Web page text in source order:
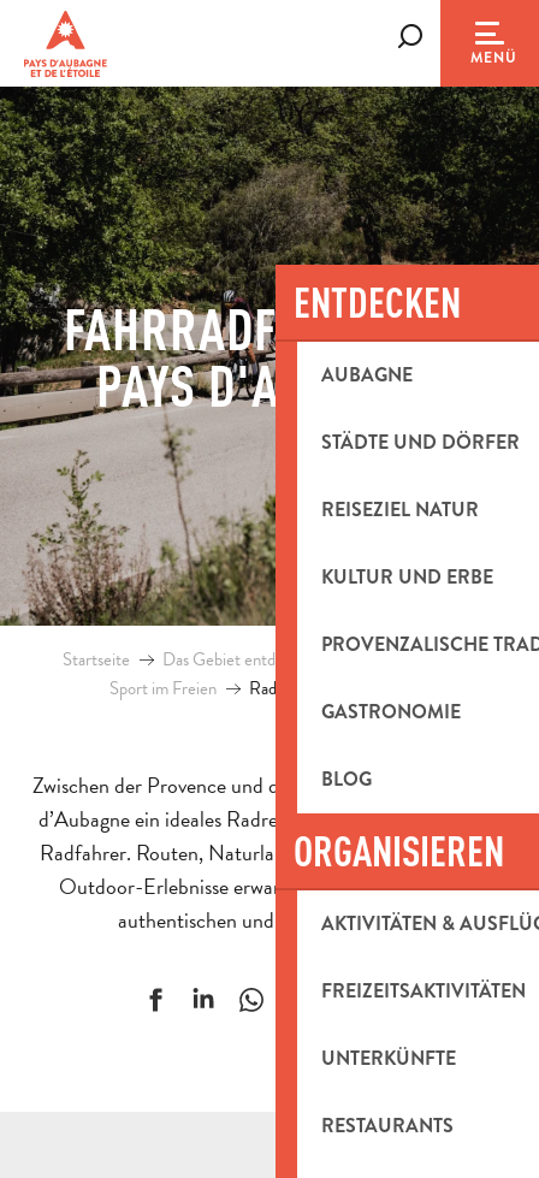
contenu
principal
MENÜ
ENTDECKEN
AUBAGNE
STÄDTE UND DÖRFER
REISEZIEL NATUR
KULTUR UND ERBE
PROVENZALISCHE
GASTRONOMIE
BLOG
ORGANISIEREN
AKTIVITÄTEN &
FREIZEITSAKTIVITÄTEN
UNTERKÜNFTE
RESTAURANTS
FAHRRADFAHREN IM
PAYS D'AUBAGNE
Startseite Das Gebiet entdecken
Natürliches Erbe
Sport im Freien
Radfahren im Pays d’Aubagne
Zwischen der Provence und dem Mittelmeer ist das Pays
d’Aubagne ein ideales Radreiseziel für abenteuerlustige
Radfahrer. Routen, Naturlandschaften, Radreisen und
Outdoor-Erlebnisse erwarten Sie im Herzen einer
authentischen und sonnigen Region.
Ajouter aux